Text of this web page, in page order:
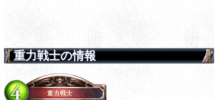
重力戦士の情報